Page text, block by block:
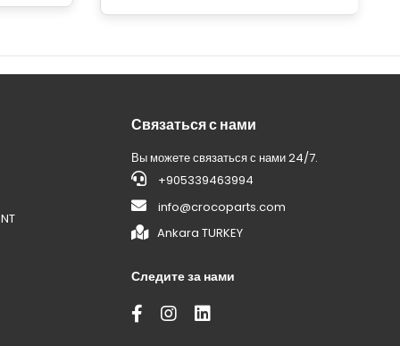
Связаться с нами
Вы можете связаться с нами 24/7.
+905339463994
info@crocoparts.com
Ankara TURKEY
Следите за нами